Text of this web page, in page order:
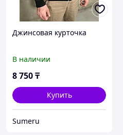
Джинсовая курточка
В наличии
8 750₸
Купить
Sumeru